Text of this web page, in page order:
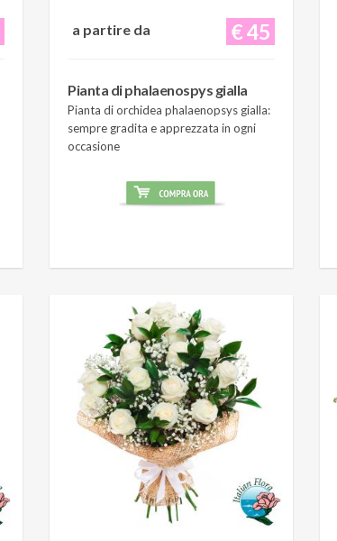
€ 45
a partire da
Pianta di phalaenospys gialla
Pianta di orchidea phalaenopsys gialla:
sempre gradita e apprezzata in ogni
occasione